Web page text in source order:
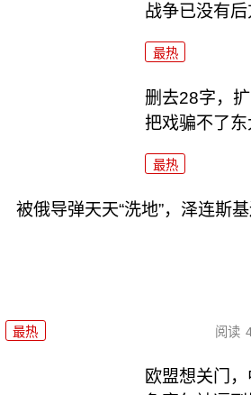
战争已没有后
最热
删去28字，
把戏骗不了东
最热
被俄导弹天天“洗地”，泽连斯
最热 阅读
欧盟想关门